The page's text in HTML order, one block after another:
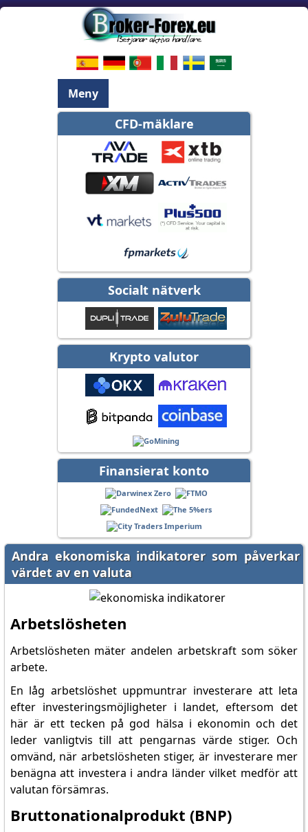
Meny
CFD-mäklare
Socialt nätverk
Krypto valutor
Finansierat konto
Andra ekonomiska indikatorer som påverkar
värdet av en valuta
Arbetslösheten
Arbetslösheten mäter andelen arbetskraft som söker
arbete.
En låg arbetslöshet uppmuntrar investerare att leta
efter investeringsmöjligheter i landet, eftersom det
här är ett tecken på god hälsa i ekonomin och det
leder vanligtvis till att pengarnas värde stiger. Och
omvänd, när arbetslösheten stiger, är investerare mer
benägna att investera i andra länder vilket medför att
valutan försämras.
Bruttonationalprodukt (BNP)